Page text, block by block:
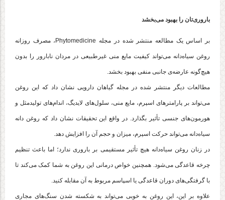
باروری‌تان را بهبود می‌بخشد
بر اساس یک مطالعه منتشر شده در مجله Phytomedicine، مصرف روزانه
روغن سیاه‌دانه می‌تواند کیفیت مایع منی غیرطبیعی در مردان نابارور را بدون
هیچ‌گونه عارضه‌ی جانبی منفی بهبود بخشد.
مطالعات دیگر منتشر شده در مجله گیاهان دارویی نشان داد که این روغن
می‌تواند بر پارامترهای اسپرم، مایع منی، سلول‌های لایدیگ، اندام‌های تولیدمثل و
هورمون‌های جنسی تأثیر بگذارد. در واقع این تحقیقات نشان داد که روغن دانه
سیاه‌دانه می‌تواند حرکت اسپرم، میزان و حجم آن را افزایش دهد.
در زنان روغن سیاه‌دانه هیچ تأثیر مستقیمی بر باروری ندارد؛ اما باعث تنظیم
چرخه قاعدگی می‌شود. همچنین خواص درمانی این روغن به شما کمک می‌کند تا
با گرفتگی‌های دوران قاعدگی یا اسپاسم مربوط به آن مقابله کنید.
علاوه بر این، این روغن به خوبی می‌تواند به شکسته شدن سنگ‌های مجاری